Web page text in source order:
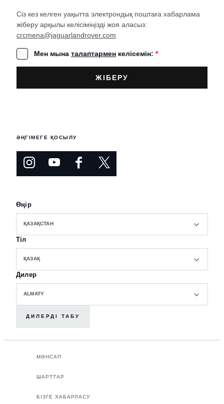
Сіз кез келген уақытта электрондық поштаға хабарлама
жіберу арқылы келісіміңізді жоя аласыз:
crcmena@jaguarlandrover.com
Мен мына талаптармен келісемін: *
ӘҢГІМЕГЕ ҚОСЫЛУ
Өңір
ҚАЗАҚСТАН
Тіл
ҚАЗАҚ
Дилер
ALMATY
ДИЛЕРДІ ТАБУ
МӘНСАП
ШАРТТАР
БІЗГЕ ХАБАРЛАСУ